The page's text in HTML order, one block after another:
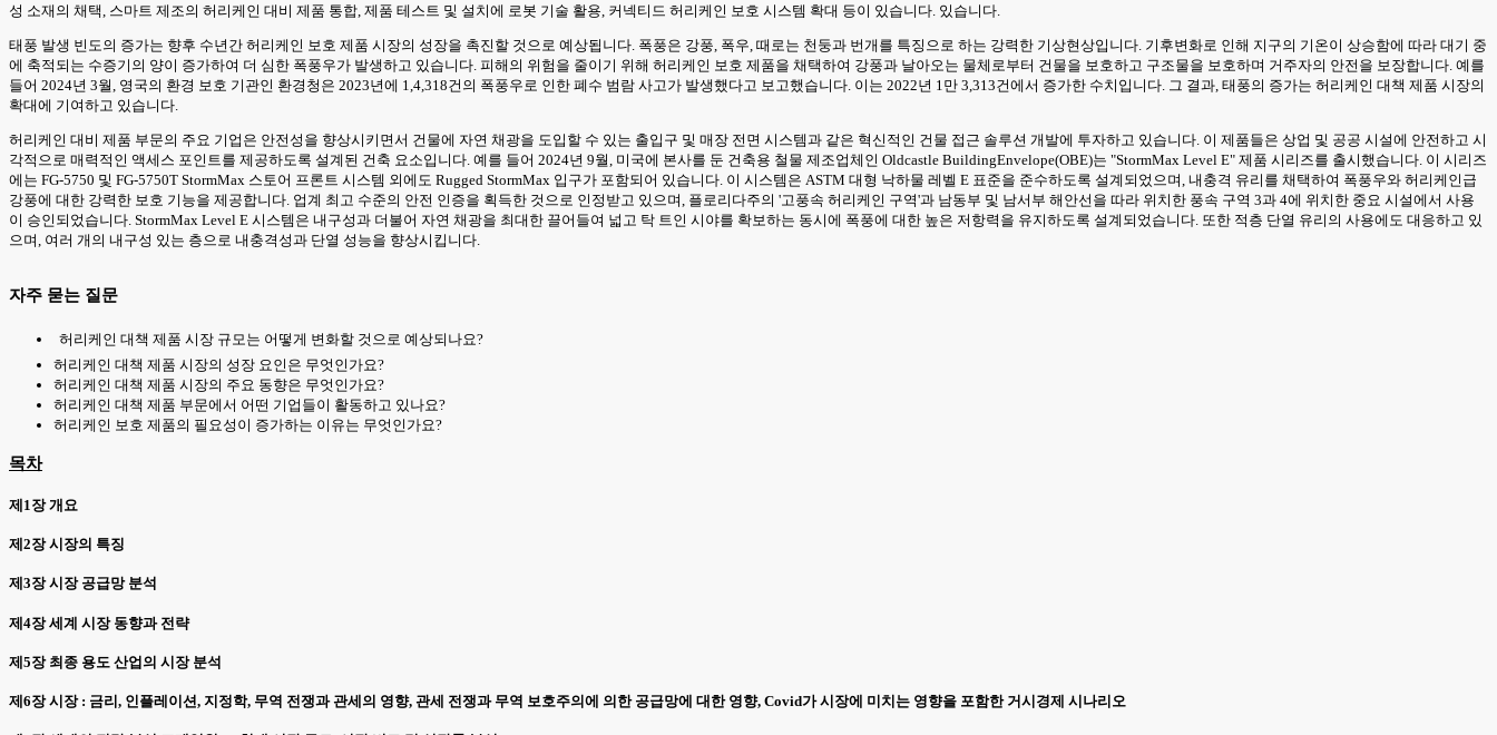
성 소재의 채택, 스마트 제조의 허리케인 대비 제품 통합, 제품 테스트 및 설치에 로봇 기술 활용, 커넥티드 허리케인 보호 시스템 확대 등이 있습니다. 있습니다.
태풍 발생 빈도의 증가는 향후 수년간 허리케인 보호 제품 시장의 성장을 촉진할 것으로 예상됩니다. 폭풍은 강풍, 폭우, 때로는 천둥과 번개를 특징으로 하는 강력한 기상현상입니다. 기후변화로 인해 지구의 기온이 상승함에 따라 대기 중
에 축적되는 수증기의 양이 증가하여 더 심한 폭풍우가 발생하고 있습니다. 피해의 위험을 줄이기 위해 허리케인 보호 제품을 채택하여 강풍과 날아오는 물체로부터 건물을 보호하고 구조물을 보호하며 거주자의 안전을 보장합니다. 예를
들어 2024년 3월, 영국의 환경 보호 기관인 환경청은 2023년에 1,4,318건의 폭풍우로 인한 폐수 범람 사고가 발생했다고 보고했습니다. 이는 2022년 1만 3,313건에서 증가한 수치입니다. 그 결과, 태풍의 증가는 허리케인 대책 제품 시장의
확대에 기여하고 있습니다.
허리케인 대비 제품 부문의 주요 기업은 안전성을 향상시키면서 건물에 자연 채광을 도입할 수 있는 출입구 및 매장 전면 시스템과 같은 혁신적인 건물 접근 솔루션 개발에 투자하고 있습니다. 이 제품들은 상업 및 공공 시설에 안전하고 시
각적으로 매력적인 액세스 포인트를 제공하도록 설계된 건축 요소입니다. 예를 들어 2024년 9월, 미국에 본사를 둔 건축용 철물 제조업체인 Oldcastle BuildingEnvelope(OBE)는 "StormMax Level E" 제품 시리즈를 출시했습니다. 이 시리즈
에는 FG-5750 및 FG-5750T StormMax 스토어 프론트 시스템 외에도 Rugged StormMax 입구가 포함되어 있습니다. 이 시스템은 ASTM 대형 낙하물 레벨 E 표준을 준수하도록 설계되었으며, 내충격 유리를 채택하여 폭풍우와 허리케인급
강풍에 대한 강력한 보호 기능을 제공합니다. 업계 최고 수준의 안전 인증을 획득한 것으로 인정받고 있으며, 플로리다주의 '고풍속 허리케인 구역'과 남동부 및 남서부 해안선을 따라 위치한 풍속 구역 3과 4에 위치한 중요 시설에서 사용
이 승인되었습니다. StormMax Level E 시스템은 내구성과 더불어 자연 채광을 최대한 끌어들여 넓고 탁 트인 시야를 확보하는 동시에 폭풍에 대한 높은 저항력을 유지하도록 설계되었습니다. 또한 적층 단열 유리의 사용에도 대응하고 있
으며, 여러 개의 내구성 있는 층으로 내충격성과 단열 성능을 향상시킵니다.
자주 묻는 질문
허리케인 대책 제품 시장 규모는 어떻게 변화할 것으로 예상되나요?
허리케인 대책 제품 시장의 성장 요인은 무엇인가요?
허리케인 대책 제품 시장의 주요 동향은 무엇인가요?
허리케인 대책 제품 부문에서 어떤 기업들이 활동하고 있나요?
허리케인 보호 제품의 필요성이 증가하는 이유는 무엇인가요?
목차
제1장 개요
제2장 시장의 특징
제3장 시장 공급망 분석
제4장 세계 시장 동향과 전략
제5장 최종 용도 산업의 시장 분석
제6장 시장 : 금리, 인플레이션, 지정학, 무역 전쟁과 관세의 영향, 관세 전쟁과 무역 보호주의에 의한 공급망에 대한 영향, Covid가 시장에 미치는 영향을 포함한 거시경제 시나리오